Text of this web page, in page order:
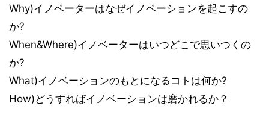
Why)イノベーターはなぜイノベーションを起こすの
か?
When&Where)イノベーターはいつどこで思いつくの
か?
What)イノベーションのもとになるコトは何か?
How)どうすればイノベーションは磨かれるか？